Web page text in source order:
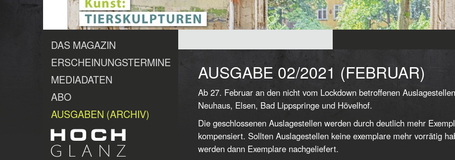
DAS MAGAZIN
ERSCHEINUNGSTERMINE
MEDIADATEN
ABO
AUSGABEN (ARCHIV)
AUSGABE 02/2021 (FEBRUAR)
Ab 27. Februar an den nicht vom Lockdown betroffenen
Neuhaus, Elsen, Bad Lippspringe und Hövelhof.
Die geschlossenen Auslagestellen werden durch deutlich mehr
kompensiert. Sollten Auslagestellen keine exemplare mehr vorrätig
werden dann Exemplare nachgeliefert.